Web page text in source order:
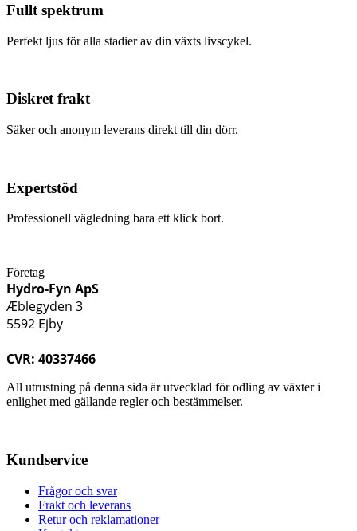
Fullt spektrum
Perfekt ljus för alla stadier av din växts livscykel.
Diskret frakt
Säker och anonym leverans direkt till din dörr.
Expertstöd
Professionell vägledning bara ett klick bort.
Företag
Hydro-Fyn ApS
Æblegyden 3
5592 Ejby
CVR: 40337466
All utrustning på denna sida är utvecklad för odling av växter i
enlighet med gällande regler och bestämmelser.
Kundservice
Frågor och svar
Frakt och leverans
Retur och reklamationer